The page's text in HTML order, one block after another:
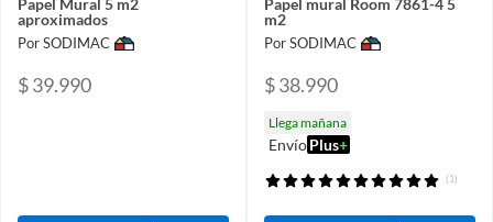
aproximados
Por SODIMAC
$ 39.990
m2
Por SODIMAC
$ 38.990
Llega mañana
EnvíoPlus+
(1)